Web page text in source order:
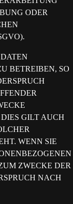
ODER
BETREIBEN, SO
GILT AUCH
WENN SIE
ZWECKE DER
NACH